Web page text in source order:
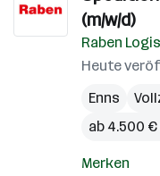
(m/w/d)
Raben
Heute
Enns
ab 4.500
Merken